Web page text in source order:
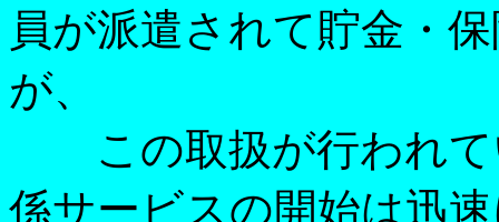
員が派遣されて貯金・
が、
この取扱が行われて
係サービスの開始は迅